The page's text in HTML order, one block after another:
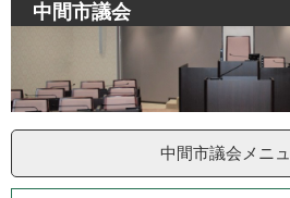
本
中間市議会
中間市議会メニ